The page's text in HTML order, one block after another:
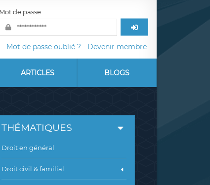
Mot de passe
Mot de passe oublié ? - Devenir membre
ARTICLES BLOGS
THÉMATIQUES
Droit en général
Droit civil & familial